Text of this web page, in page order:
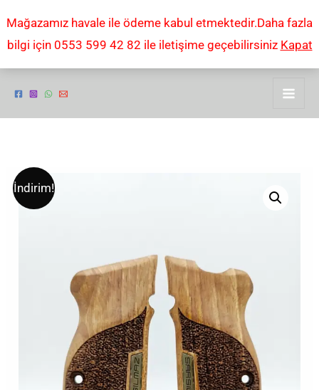
Mağazamız havale ile ödeme kabul etmektedir.Daha fazla
bilgi için 0553 599 42 82 ile iletişime geçebilirsiniz Kapat
İndirim!
fiyat:
₺1,00.
SARSILMAZ
KILINÇ
SARSILMAZ
TABANCA
KABZESİ